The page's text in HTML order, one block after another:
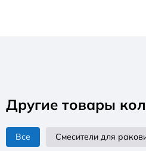
Другие товары
Все Смесители для